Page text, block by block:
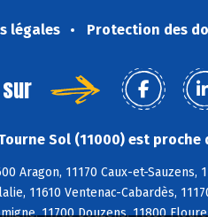
légales Protection des
Sol (11000) est proche
Aragon, 11170 Caux-et-
11610 Ventenac-Cabardès,
11700 Douzens, 11800